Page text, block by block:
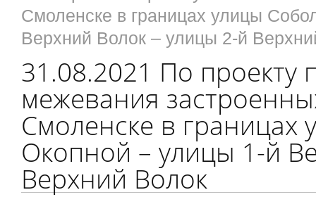
Смоленске в границах улицы
Верхний Волок – улицы 2-й
31.08.2021 По проекту
межевания
Смоленске в границах
Окопной – улицы 1-й
Верхний Волок